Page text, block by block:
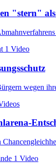
"stern"
1 Video
wegen
1 Video